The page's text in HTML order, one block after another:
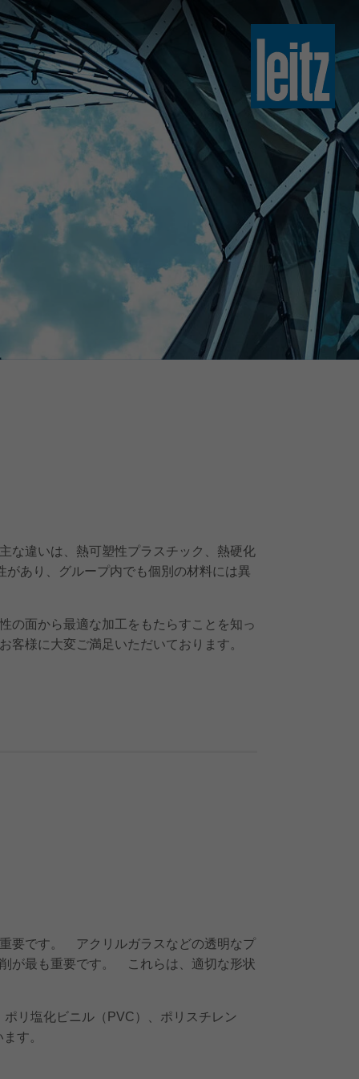
english
english
türkçe
english
中文
ไทย
な違いは、熱可塑性プラスチック、熱硬化
あり、グループ内でも個別の材料には異
の面から最適な加工をもたらすことを知っ
様に大変ご満足いただいております。
要です。 アクリルガラスなどの透明なプ
が最も重要です。 これらは、適切な形状
リ塩化ビニル（PVC）、ポリスチレン
す。